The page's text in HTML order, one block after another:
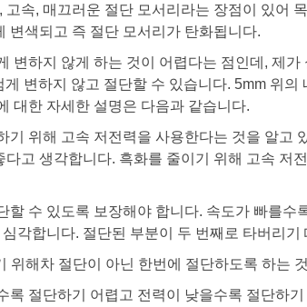
속, 매끄러운 절단 모서리라는 장점이 있어
변색되고 즉 절단 모서리가 탄화됩니다.
변하지 않게 하는 것이 어렵다는 점인데, 제
변하지 않고 절단할 수 있습니다. 5mm 위
대한 자세한 설명은 다음과 같습니다.
위해 고속 저전력을 사용한다는 것을 알고
고 생각합니다. 흑화를 줄이기 위해 고속 저
수 있도록 보장해야 합니다. 속도가 빠를
각합니다. 절단된 부분이 두 번째로 타버리
위해차 절단이 아닌 한번에 절단하도록 하는
절단하기 어렵고 전력이 낮을수록 절단하